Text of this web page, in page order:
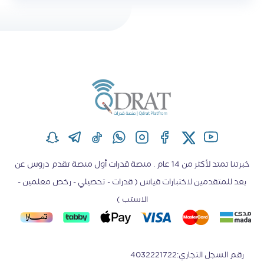
خبرتنا تمتد لأكثر من 14 عام . منصة قدرات أول منصة تقدم دروس عن
بعد للمتقدمين لاختبارات قياس ( قدرات - تحصيلي - رخص معلمين -
الاستب )
رقم السجل التجاري:
4032221722